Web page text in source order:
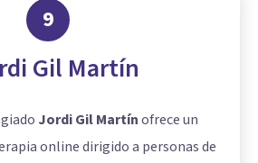
9
Gil Martín
Jordi Gil Martínofrece un
online dirigido a personas de